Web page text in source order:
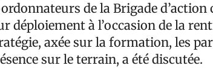
de la Brigade
déploiement à l’occasion de la
axée sur la formation, les
sur le terrain, a été discutée.